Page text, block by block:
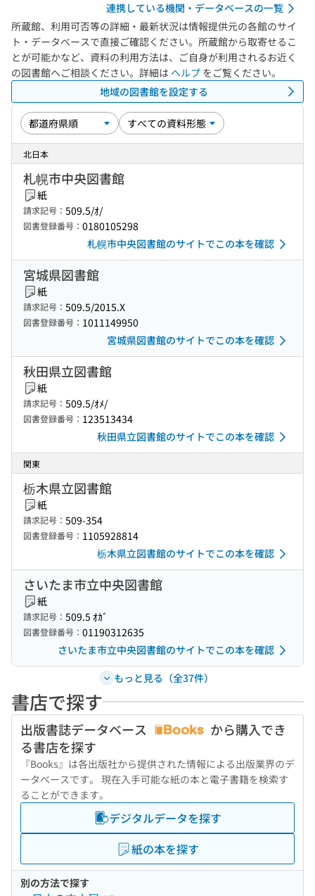
連携している機関・データベースの一覧
所蔵館、利用可否等の詳細・最新状況は情報提供元の各館のサイ
ト・データベースで直接ご確認ください。所蔵館から取寄せるこ
とが可能かなど、資料の利用方法は、ご自身が利用されるお近く
の図書館へご相談ください。詳細は ヘルプ をご覧ください。
地域の図書館を設定する
北日本
札幌市中央図書館
紙
請求記号： 509.5/ｵ/
図書登録番号： 0180105298
札幌市中央図書館のサイトでこの本を確認
宮城県図書館
紙
請求記号： 509.5/2015.X
図書登録番号： 1011149950
宮城県図書館のサイトでこの本を確認
秋田県立図書館
紙
請求記号： 509.5/ｵﾒ/
図書登録番号： 123513434
秋田県立図書館のサイトでこの本を確認
関東
栃木県立図書館
紙
請求記号： 509-354
図書登録番号： 1105928814
栃木県立図書館のサイトでこの本を確認
さいたま市立中央図書館
紙
請求記号： 509.5 ｵｶﾞ
図書登録番号： 01190312635
さいたま市立中央図書館のサイトでこの本を確認
もっと見る（全37件）
書店で探す
出版書誌データベース
から購入でき
る書店を探す
『Books』は各出版社から提供された情報による出版業界のデ
ータベースです。 現在入手可能な紙の本と電子書籍を検索す
ることができます。
デジタルデータを探す
紙の本を探す
別の方法で探す